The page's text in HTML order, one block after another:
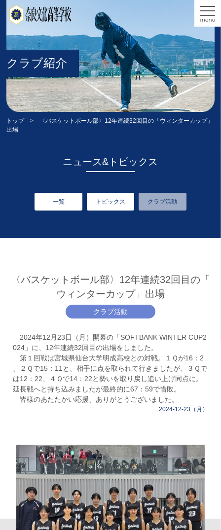
クラブ紹介
トップ> 〈バスケットボール部〉12年連続32回目の「ウィンターカップ」
出場
ニュース&トピックス
一覧 トピックス クラブ活動
〈バスケットボール部〉12年連続32回目の「
ウィンターカップ」出場
クラブ活動
2024年12月23日（月）開幕の「SOFTBANK WINTER CUP2
024」に、12年連続32回目の出場をしました。
第１回戦は宮城県仙台大学明成高校との対戦。１Ｑが16：2
、２Ｑで15：11と、相手に点を取られて行きましたが、３Ｑで
は12：22、４Ｑで14：22と勢いを取り戻し追い上げ同点に。
延長戦へと持ち込みましたが最終的に67：59で惜敗。
皆様のあたたかい応援、ありがとうございました。
2024-12-23（月）